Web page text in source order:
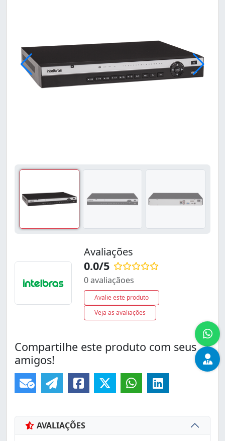
Avaliações
0.0/5
0 avaliaçãoes
Avalie este produto
Veja as avaliações
Compartilhe este produto com seus
amigos!
AVALIAÇÕES